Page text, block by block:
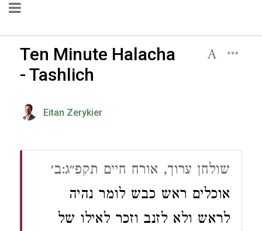
Ten Minute Halacha
- Tashlich
Eitan Zerykier
שולחן ערוך, אורח חיים תקפ״ג:ב׳
אוכלים ראש כבש לומר נהיה
לראש ולא לזנב וזכר לאילו של